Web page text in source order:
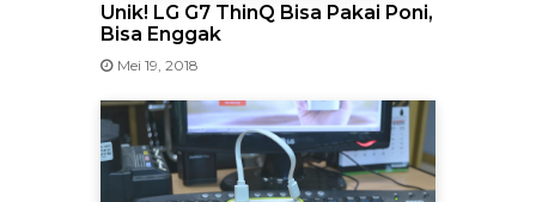
Unik! LG G7 ThinQ Bisa Pakai Poni,
Bisa Enggak
Mei 19, 2018